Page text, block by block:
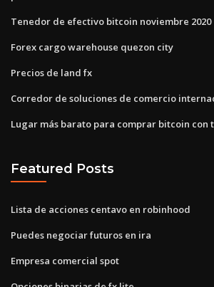
Tenedor de efectivo bitcoin noviembre 2020
Forex cargo warehouse quezon city
Precios de land fx
Corredor de soluciones de comercio
Lugar más barato para comprar bitcoin
Featured Posts
Lista de acciones centavo en robinhood
Puedes negociar futuros en ira
Empresa comercial spot